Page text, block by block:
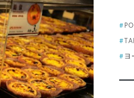
ヨ